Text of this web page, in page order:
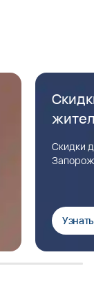
Скидки